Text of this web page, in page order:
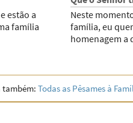
estão a
família
Neste
família, eu
homenagem a
também:Todas as Pêsames à